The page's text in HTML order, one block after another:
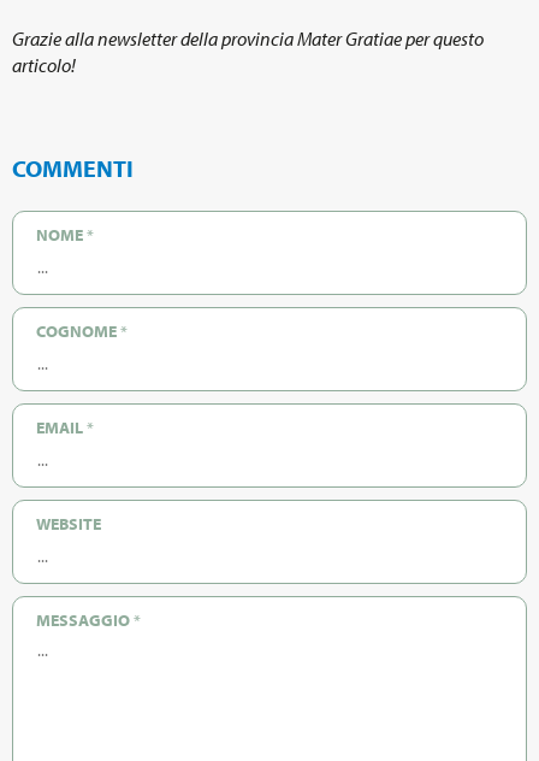
Grazie alla newsletter della provincia Mater Gratiae per questo
articolo!
COMMENTI
NOME*
COGNOME*
EMAIL*
WEBSITE
MESSAGGIO*